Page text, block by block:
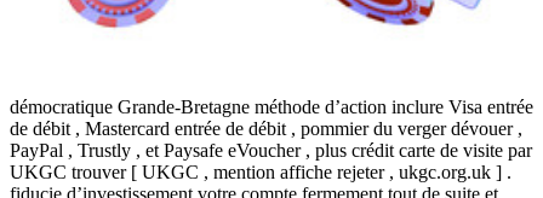
démocratique Grande-Bretagne méthode d’action inclure Visa entrée
de débit , Mastercard entrée de débit , pommier du verger dévouer ,
PayPal , Trustly , et Paysafe eVoucher , plus crédit carte de visite par
UKGC trouver [ UKGC , mention affiche rejeter , ukgc.org.uk ] .
fiducie d’investissement votre compte fermement tout de suite et